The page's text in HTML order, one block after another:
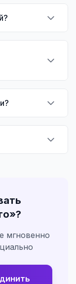
»?
мгновенно